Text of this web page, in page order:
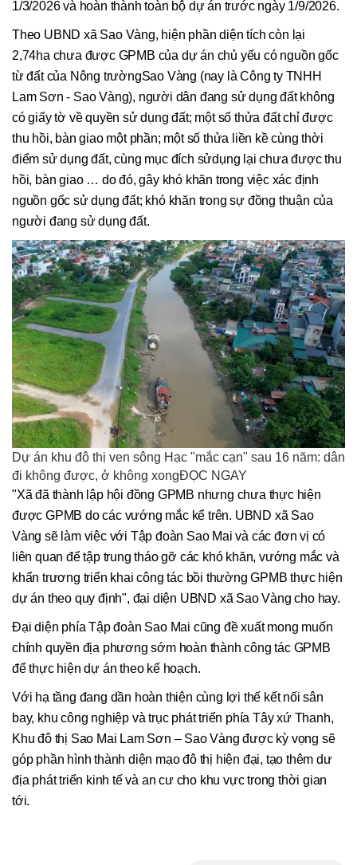
1/3/2026 và hoàn thành toàn bộ dự án trước ngày 1/9/2026.
Theo UBND xã Sao Vàng, hiện phần diện tích còn lại
2,74ha chưa được GPMB của dự án chủ yếu có nguồn gốc
từ đất của Nông trườngSao Vàng (nay là Công ty TNHH
Lam Sơn - Sao Vàng), người dân đang sử dụng đất không
có giấy tờ về quyền sử dụng đất; một số thửa đất chỉ được
thu hồi, bàn giao một phần; một số thửa liền kề cùng thời
điểm sử dụng đất, cùng mục đích sửdụng lại chưa được thu
hồi, bàn giao … do đó, gây khó khăn trong việc xác định
nguồn gốc sử dụng đất; khó khăn trong sự đồng thuận của
người đang sử dụng đất.
Dự án khu đô thị ven sông Hạc "mắc cạn" sau 16 năm: dân
đi không được, ở không xongĐỌC NGAY
"Xã đã thành lập hội đồng GPMB nhưng chưa thực hiện
được GPMB do các vướng mắc kể trên. UBND xã Sao
Vàng sẽ làm việc với Tập đoàn Sao Mai và các đơn vị có
liên quan để tập trung tháo gỡ các khó khăn, vướng mắc và
khẩn trương triển khai công tác bồi thường GPMB thực hiện
dự án theo quy định", đại diện UBND xã Sao Vàng cho hay.
Đại diện phía Tập đoàn Sao Mai cũng đề xuất mong muốn
chính quyền địa phương sớm hoàn thành công tác GPMB
để thực hiện dự án theo kế hoạch.
Với hạ tầng đang dần hoàn thiện cùng lợi thế kết nối sân
bay, khu công nghiệp và trục phát triển phía Tây xứ Thanh,
Khu đô thị Sao Mai Lam Sơn – Sao Vàng được kỳ vọng sẽ
góp phần hình thành diện mạo đô thị hiện đại, tạo thêm dư
địa phát triển kinh tế và an cư cho khu vực trong thời gian
tới.